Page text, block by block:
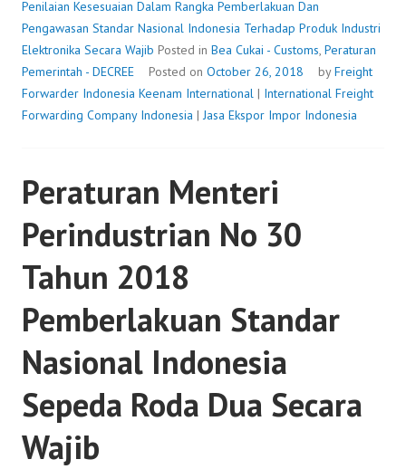
Penilaian Kesesuaian Dalam Rangka Pemberlakuan Dan
Pengawasan Standar Nasional Indonesia Terhadap Produk Industri
Elektronika Secara Wajib Posted in Bea Cukai - Customs, Peraturan
Pemerintah - DECREE
Posted on October 26, 2018 byFreight
Forwarder Indonesia Keenam International | International Freight
Forwarding Company Indonesia |Jasa Ekspor Impor Indonesia
Peraturan Menteri
Perindustrian No 30
Tahun 2018
Pemberlakuan Standar
Nasional Indonesia
Sepeda Roda Dua Secara
Wajib